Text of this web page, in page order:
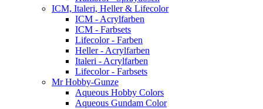
ICM, Italeri, Heller & Lifecolor
ICM - Acrylfarben
ICM - Farbsets
Lifecolor - Farben
Heller - Acrylfarben
Italeri - Acrylfarben
Lifecolor - Farbsets
Mr Hobby-Gunze
Aqueous Hobby Colors
Aqueous Gundam Color